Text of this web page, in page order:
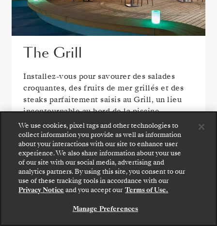
The Grill
Installez-vous pour savourer des salades
croquantes, des fruits de mer grillés et des
steaks parfaitement saisis au Grill, un lieu
incontournable au bord de la piscine.
VOIR TOUTES LES OPTIONS DE RESTAURATION
ESPACES PUBLICS
We use cookies, pixel tags and other technologies to
collect information you provide as well as information
about your interactions with our site to enhance user
experience. We also share information about your use
of our site with our social media, advertising and
analytics partners. By using this site, you consent to our
use of these tracking tools in accordance with our
Privacy Notice and you accept our Terms of Use.
Manage Preferences